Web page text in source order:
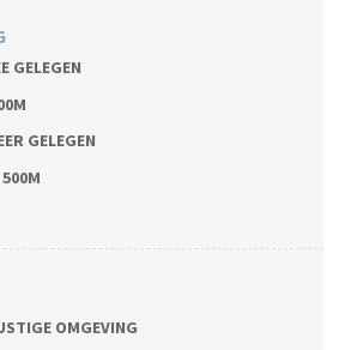
GELEGEN
GELEGEN
OMGEVING